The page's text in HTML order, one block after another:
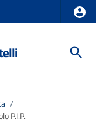
/
P.I.P.